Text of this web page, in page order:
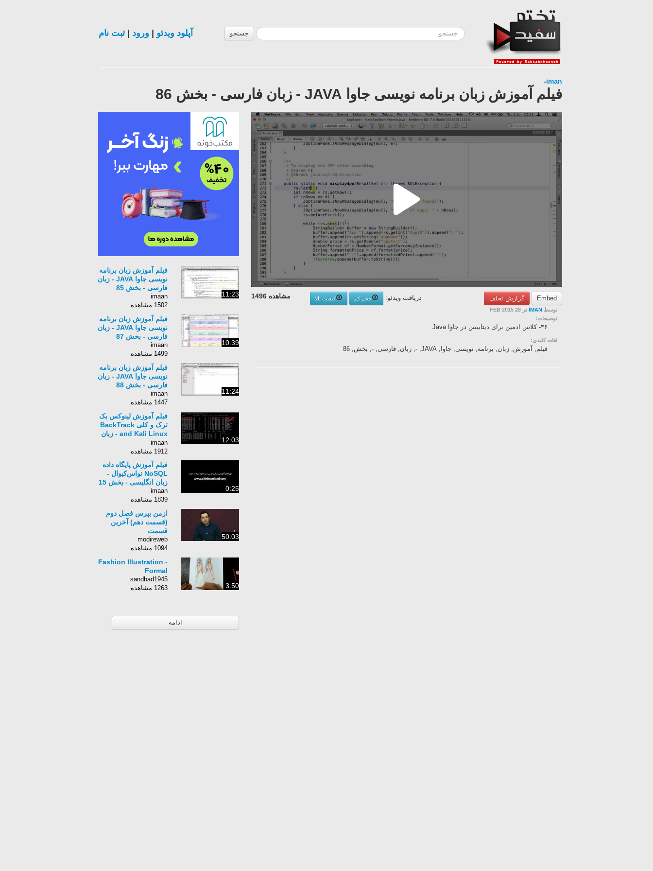
جستجو آپلود ویدئو ورود |ثبت نام
iman
-
فیلم آموزش زبان برنامه نویسی جاوا JAVA - زبان فارسی - بخش 86
Embed گزارش تخلف مشاهده 1496 دریافت ویدئو: حجم کم
کیفیت بالا
توسط IMAN در 28 FEB 2015
توضیحات:
۳۶- کلاس ادمین برای دیتابیس در جاوا Java
لغات کلیدی:
فیلم, آموزش, زبان, برنامه, نویسی, جاوا, JAVA, -, زبان, فارسی, -, بخش, 86
11:23
فیلم آموزش زبان برنامه
نویسی جاوا JAVA - زبان
فارسی - بخش 85
imaan
1502 مشاهده
10:39
فیلم آموزش زبان برنامه
نویسی جاوا JAVA - زبان
فارسی - بخش 87
imaan
1499 مشاهده
11:24
فیلم آموزش زبان برنامه
نویسی جاوا JAVA - زبان
فارسی - بخش 88
imaan
1447 مشاهده
12:03
فیلم آموزش لینوکس بک
ترک و کلی BackTrack
and Kali Linux - زبان
انگلیسی - بخش 7
imaan
1912 مشاهده
0:25
فیلم آموزش پایگاه داده
NoSQL نواس‌کیوال -
زبان انگلیسی - بخش 15
imaan
1839 مشاهده
50:03
ازمن بپرس فصل دوم
(قسمت دهم) آخرین
قسمت
modireweb
1094 مشاهده
3:50
Fashion Illustration -
Formal
sandbad1945
1263 مشاهده
ادامه